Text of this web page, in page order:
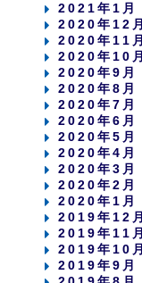
2021年1月
2020年12月
2020年11月
2020年10月
2020年9月
2020年8月
2020年7月
2020年6月
2020年5月
2020年4月
2020年3月
2020年2月
2020年1月
2019年12月
2019年11月
2019年10月
2019年9月